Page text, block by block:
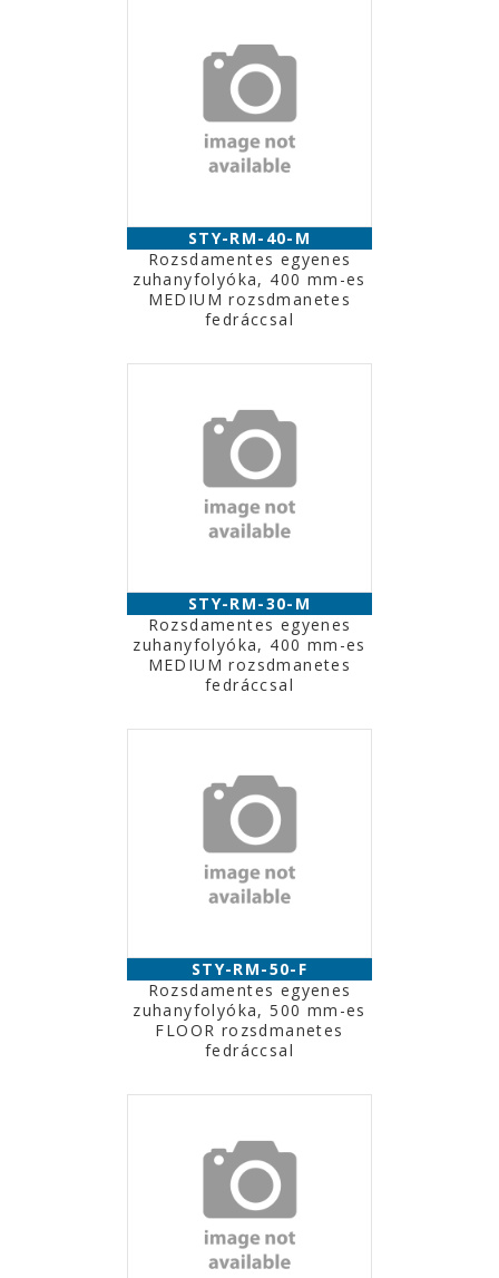
STY-RM-40-M
Rozsdamentes egyenes
zuhanyfolyóka, 400 mm-es
MEDIUM rozsdmanetes
fedráccsal
STY-RM-30-M
Rozsdamentes egyenes
zuhanyfolyóka, 400 mm-es
MEDIUM rozsdmanetes
fedráccsal
STY-RM-50-F
Rozsdamentes egyenes
zuhanyfolyóka, 500 mm-es
FLOOR rozsdmanetes
fedráccsal